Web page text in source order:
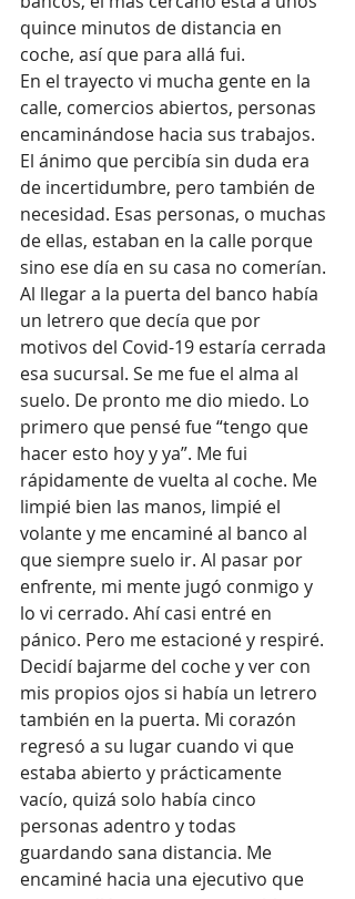
quince minutos de distancia en
coche, así que para allá fui.
En el trayecto vi mucha gente en la
calle, comercios abiertos, personas
encaminándose hacia sus trabajos.
El ánimo que percibía sin duda era
de incertidumbre, pero también de
necesidad. Esas personas, o muchas
de ellas, estaban en la calle porque
sino ese día en su casa no comerían.
Al llegar a la puerta del banco había
un letrero que decía que por
motivos del Covid-19 estaría cerrada
esa sucursal. Se me fue el alma al
suelo. De pronto me dio miedo. Lo
primero que pensé fue “tengo que
hacer esto hoy y ya”. Me fui
rápidamente de vuelta al coche. Me
limpié bien las manos, limpié el
volante y me encaminé al banco al
que siempre suelo ir. Al pasar por
enfrente, mi mente jugó conmigo y
lo vi cerrado. Ahí casi entré en
pánico. Pero me estacioné y respiré.
Decidí bajarme del coche y ver con
mis propios ojos si había un letrero
también en la puerta. Mi corazón
regresó a su lugar cuando vi que
estaba abierto y prácticamente
vacío, quizá solo había cinco
personas adentro y todas
guardando sana distancia. Me
encaminé hacia una ejecutivo que